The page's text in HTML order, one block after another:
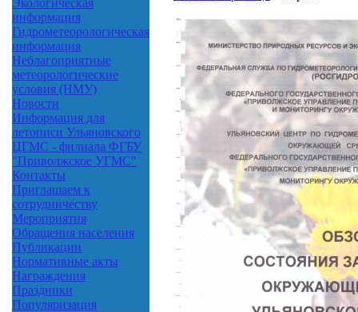
Экологическая
информация
Гидрометеорологическая
информация
Неблагоприятные
метеорологические
условия (НМУ)
Новости
Информация для
летописи Ульяновского
ЦГМС - филиала ФГБУ
"Приволжское УГМС"
Контакты
Приглашаем к
сотрудничеству
Мероприятия
Обращения населения
Публикации
Нормативные акты
Награждения
Праздники
Популяризация